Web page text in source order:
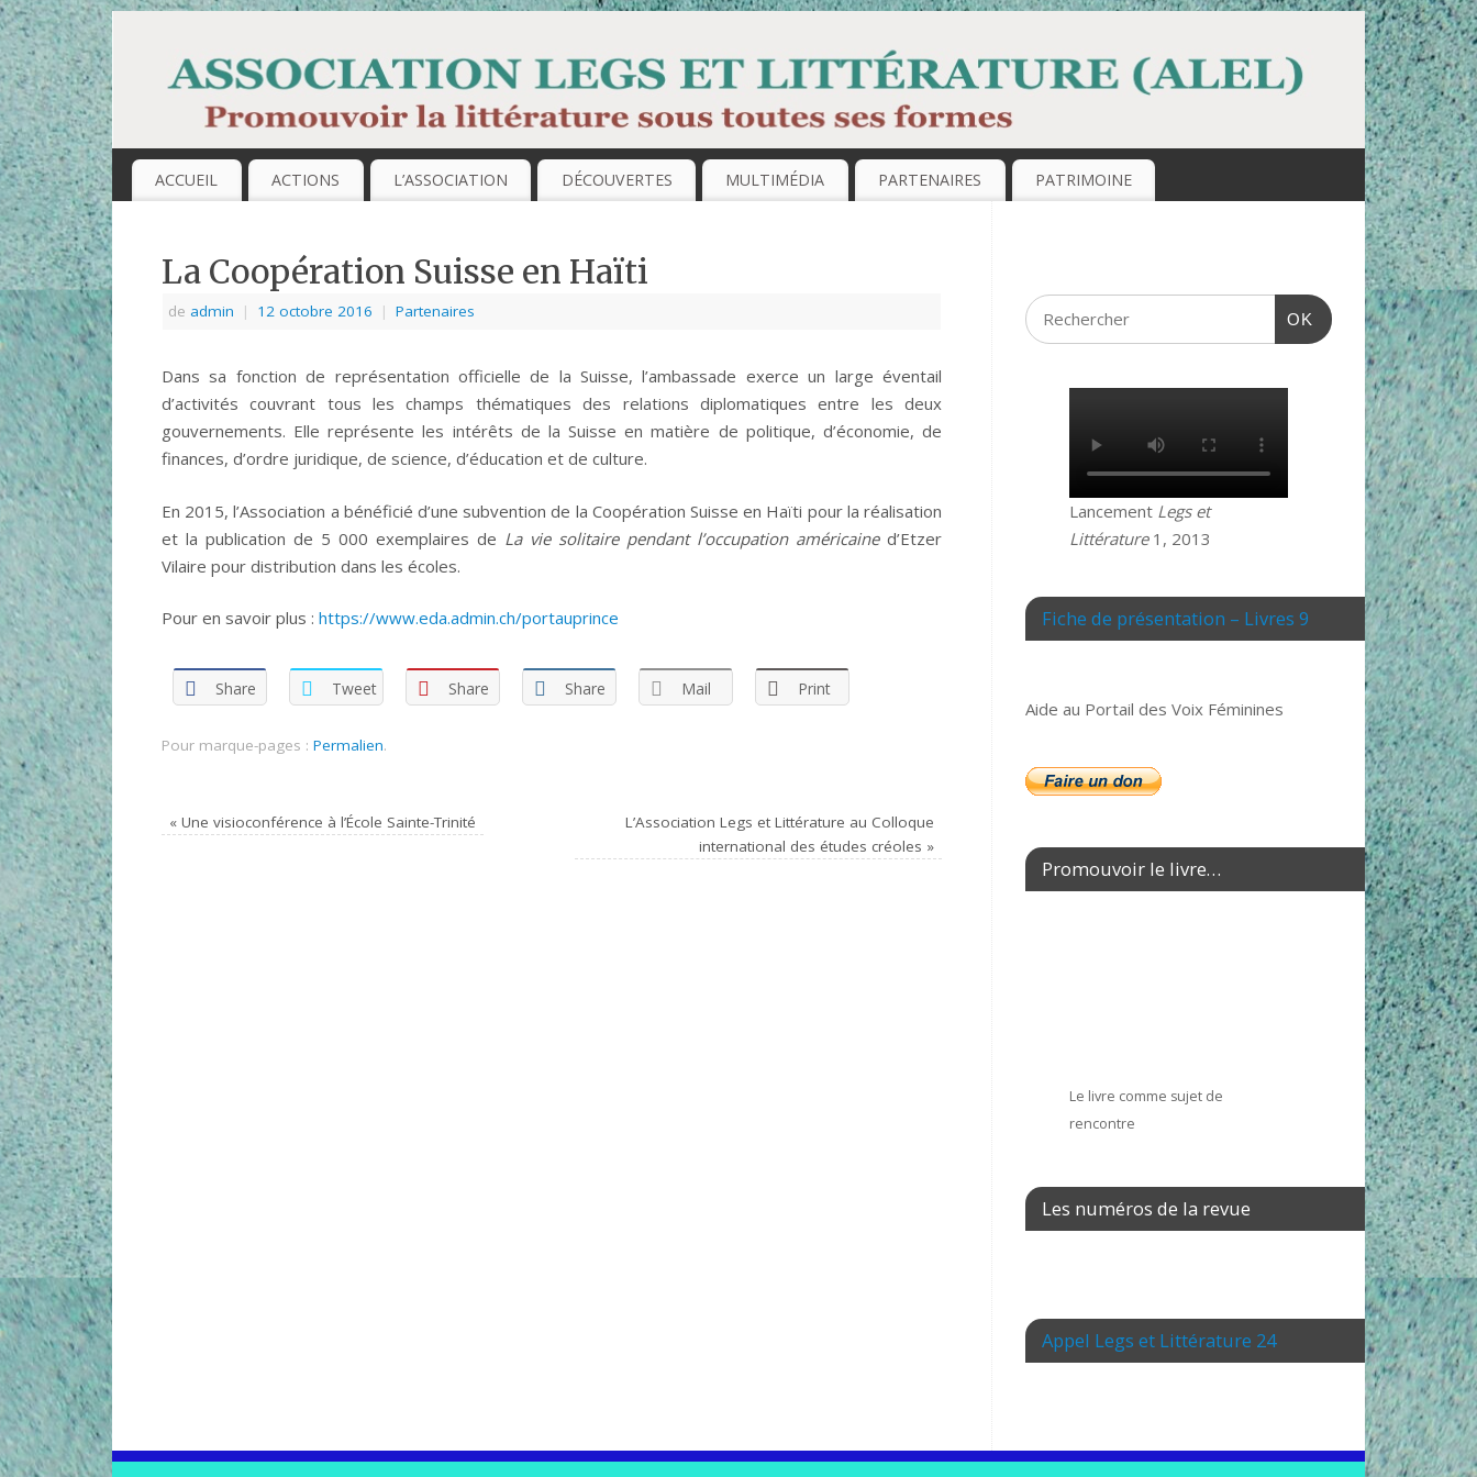
ACCUEIL ACTIONS L’ASSOCIATION DÉCOUVERTES MULTIMÉDIA PARTENAIRES PATRIMOINE
La Coopération Suisse en Haïti
de admin | 12 octobre 2016 | Partenaires
Dans sa fonction de représentation officielle de la Suisse, l’ambassade exerce un large éventail
d’activités couvrant tous les champs thématiques des relations diplomatiques entre les deux
gouvernements. Elle représente les intérêts de la Suisse en matière de politique, d’économie, de
finances, d’ordre juridique, de science, d’éducation et de culture.
En 2015, l’Association a bénéficié d’une subvention de la Coopération Suisse en Haïti pour la réalisation
et la publication de 5 000 exemplaires de La vie solitaire pendant l’occupation américaine d’Etzer
Vilaire pour distribution dans les écoles.
Pour en savoir plus : https://www.eda.admin.ch/portauprince
Share Tweet Share Share Mail Print
Pour marque-pages : Permalien.
« Une visioconférence à l’École Sainte-Trinité
L’Association Legs et Littérature au Colloque
international des études créoles »
OK
Lancement Legs et
Littérature1, 2013
Fiche de présentation – Livres 9
Aide au Portail des Voix Féminines
Promouvoir le livre…
Le livre comme sujet de
rencontre
Les numéros de la revue
Appel Legs et Littérature 24